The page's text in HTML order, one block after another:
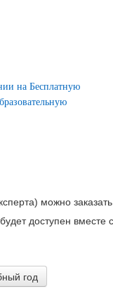
на Бесплатную
можно
доступен вместе
год